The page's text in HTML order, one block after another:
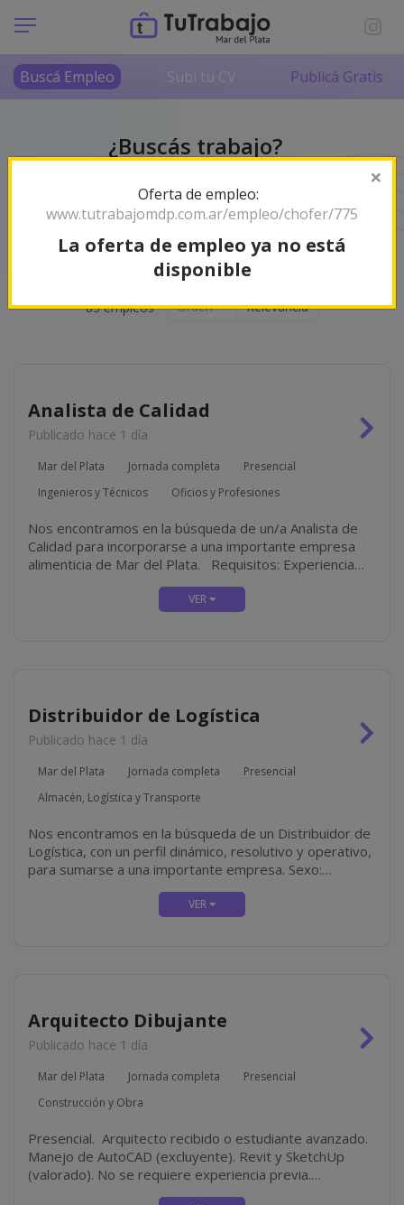
Buscá Empleo Subí tu CV Publicá Gratis
¿Buscás trabajo?
Somos tu radar de empleos en Mar del Plata y la
83 empleos Orden Relevancia
Analista de Calidad
Publicado hace 1 día
Mar del Plata Jornada completa
Presencial
Ingenieros y Técnicos
Oficios y Profesiones
Nos encontramos en la búsqueda de un/a Analista de
Calidad para incorporarse a una importante empresa
alimenticia de Mar del Plata. Requisitos: Experiencia
mínima de 3 años en el área de control de Calidad de
empresas alimenticias. Ingeniería en...
Distribuidor de Logística
Publicado hace 1 día
Mar del Plata Jornada completa
Presencial
Almacén, Logística y Transporte
Nos encontramos en la búsqueda de un Distribuidor de
Logística, con un perfil dinámico, resolutivo y operativo,
para sumarse a una importante empresa. Sexo:
Arquitecto Dibujante
Publicado hace 1 día
Mar del Plata Jornada completa
Presencial
Construcción y Obra
Presencial. Arquitecto recibido o estudiante avanzado.
Manejo de AutoCAD (excluyente). Revit y SketchUp
(valorado). No se requiere experiencia previa.
Modalidad de contratación por facturación.
×
Oferta de empleo:
www.tutrabajomdp.com.ar/empleo/chofer/775
La oferta de empleo ya no está
disponible